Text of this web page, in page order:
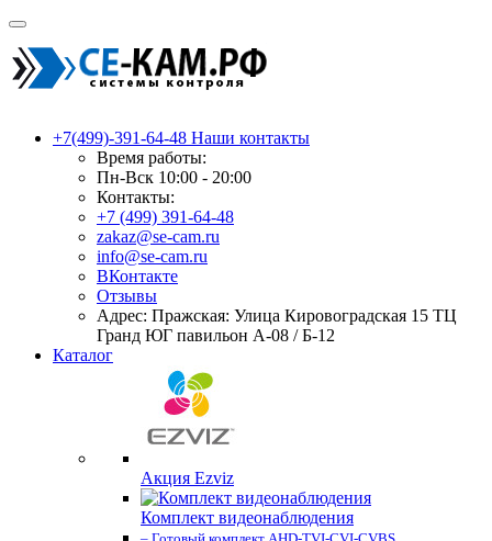
+7(499)-391-64-48 Наши контакты
Время работы:
Пн-Вск 10:00 - 20:00
Контакты:
+7 (499) 391-64-48
zakaz@se-cam.ru
info@se-cam.ru
ВКонтакте
Отзывы
Адрес: Пражская: Улица Кировоградская 15 ТЦ
Гранд ЮГ павильон А-08 / Б-12
Каталог
Акция Ezviz
Комплект видеонаблюдения